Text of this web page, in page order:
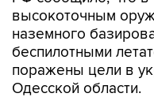
высокоточным
наземного
беспилотными
поражены цели в
Одесской области.